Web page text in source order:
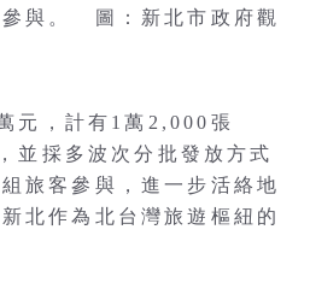
與。 圖：新北市政府觀
元，計有1萬2,000張
並採多波次分批發放方式
旅客參與，進一步活絡地
北作為北台灣旅遊樞紐的